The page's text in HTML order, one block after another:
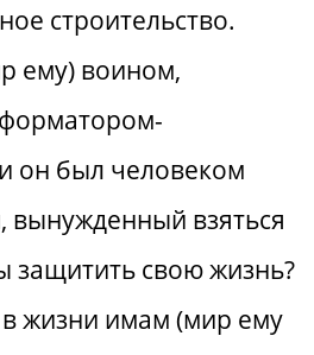
строительство.
ему) воином,
он был человеком
взяться
защитить свою жизнь?
в жизни имам (мир ему